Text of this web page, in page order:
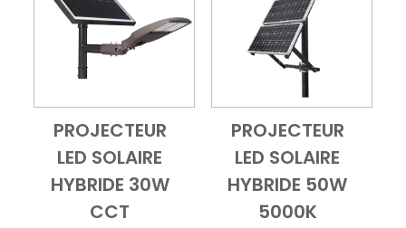
Add to CartVue d'ensemble
PROJECTEUR
LED SOLAIRE
HYBRIDE 30W
CCT
Add to Cart
Vue
PROJECTEUR
LED SOLAIRE
HYBRIDE 50W
5000K